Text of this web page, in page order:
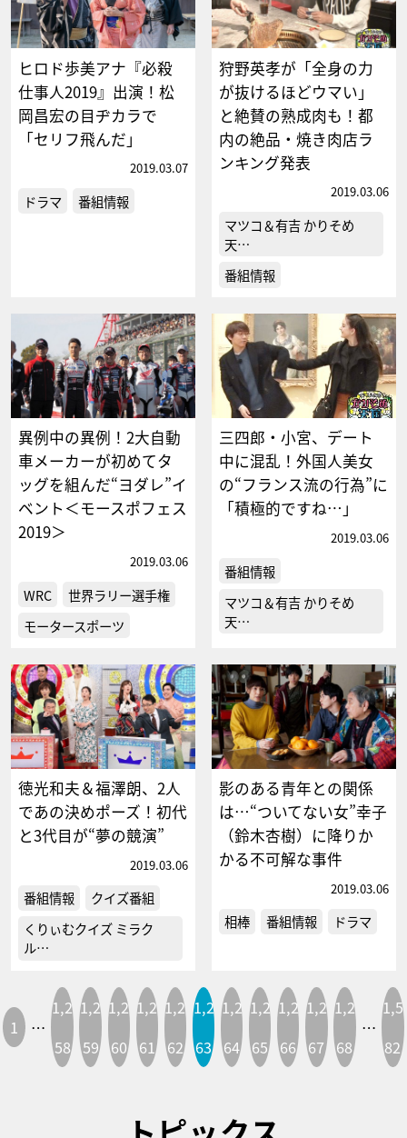
ヒロド歩美アナ『必殺
仕事人2019』出演！松
岡昌宏の目ヂカラで
「セリフ飛んだ」
2019.03.07
ドラマ 番組情報
狩野英孝が「全身の力
が抜けるほどウマい」
と絶賛の熟成肉も！都
内の絶品・焼き肉店ラ
ンキング発表
2019.03.06
マツコ＆有吉 かりそめ
天…
番組情報
異例中の異例！2大自動
車メーカーが初めてタ
ッグを組んだ“ヨダレ”イ
ベント＜モースポフェス
2019＞
2019.03.06
WRC
世界ラリー選手権
モータースポーツ
三四郎・小宮、デート
中に混乱！外国人美女
の“フランス流の行為”に
「積極的ですね…」
2019.03.06
番組情報
マツコ＆有吉 かりそめ
天…
徳光和夫＆福澤朗、2人
であの決めポーズ！初代
と3代目が“夢の競演”
2019.03.06
番組情報
クイズ番組
くりぃむクイズ ミラク
ル…
影のある青年との関係
は…“ついてない女”幸子
（鈴木杏樹）に降りか
かる不可解な事件
2019.03.06
相棒 番組情報 ドラマ
1 …
1,2
58
1,2
59
1,2
60
1,2
61
1,2
62
1,2
63
1,2
64
1,2
65
1,2
66
1,2
67
1,2
68
…
1,5
82